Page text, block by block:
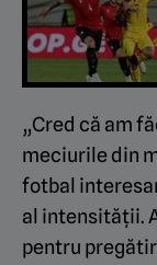
„Cred că am
meciurile din
fotbal
al intensității.
pentru